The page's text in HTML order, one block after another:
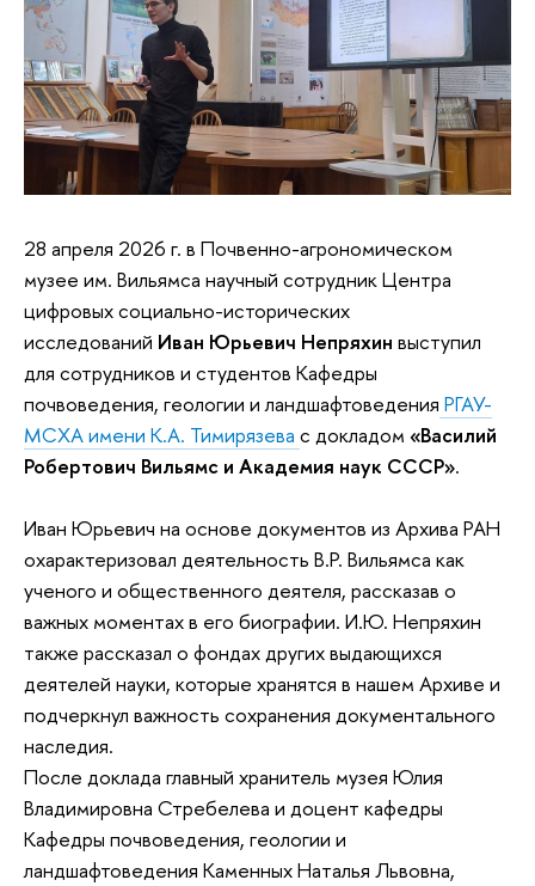
28 апреля 2026 г. в Почвенно-агрономическом
музее им. Вильямса научный сотрудник Центра
цифровых социально-исторических
исследований Иван Юрьевич Непряхин выступил
для сотрудников и студентов Кафедры
почвоведения, геологии и ландшафтоведения РГАУ-
МСХА имени К.А. Тимирязева с докладом «Василий
Робертович Вильямс и Академия наук СССР».
Иван Юрьевич на основе документов из Архива РАН
охарактеризовал деятельность В.Р. Вильямса как
ученого и общественного деятеля, рассказав о
важных моментах в его биографии. И.Ю. Непряхин
также рассказал о фондах других выдающихся
деятелей науки, которые хранятся в нашем Архиве и
подчеркнул важность сохранения документального
наследия.
После доклада главный хранитель музея Юлия
Владимировна Стребелева и доцент кафедры
Кафедры почвоведения, геологии и
ландшафтоведения Каменных Наталья Львовна,